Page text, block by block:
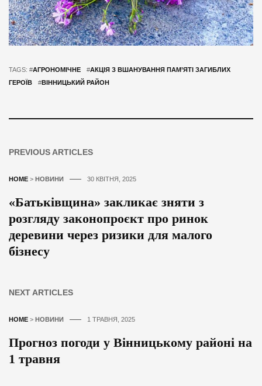
TAGS: #АГРОНОМІЧНЕ #АКЦІЯ З ВШАНУВАННЯ ПАМ’ЯТІ ЗАГИБЛИХ
ГЕРОЇВ
#ВІННИЦЬКИЙ РАЙОН
PREVIOUS ARTICLES
HOME > НОВИНИ 30 КВІТНЯ, 2025
«Батьківщина» закликає зняти з
розгляду законопроєкт про ринок
деревини через ризики для малого
бізнесу
NEXT ARTICLES
HOME > НОВИНИ 1 ТРАВНЯ, 2025
Прогноз погоди у Вінницькому районі на
1 травня